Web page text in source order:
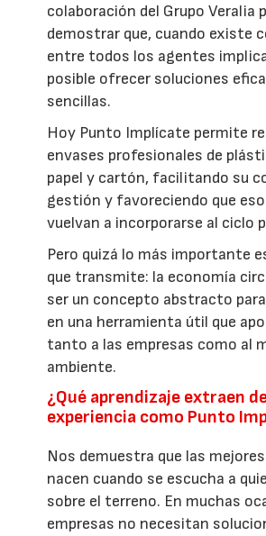
colaboración del Grupo Veralia
demostrar que, cuando existe
entre todos los agentes
posible ofrecer soluciones
sencillas.
Hoy Punto Implícate permite
envases profesionales de
papel y cartón, facilitando su
gestión y favoreciendo que
vuelvan a incorporarse al ciclo
Pero quizá lo más importante
que transmite: la economía
ser un concepto abstracto
en una herramienta útil que
tanto a las empresas como al
ambiente.
¿Qué aprendizaje extraen
experiencia como Punto
Nos demuestra que las
nacen cuando se escucha a
sobre el terreno. En muchas
empresas no necesitan